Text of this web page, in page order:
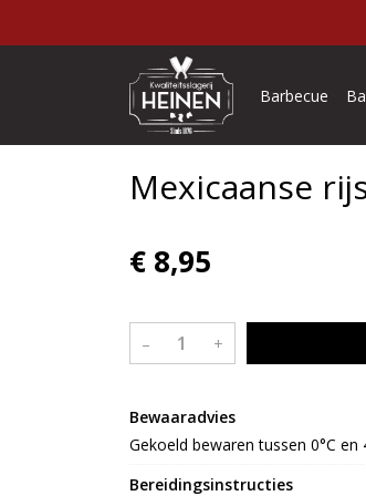
Barbecue
Mexicaanse
€ 8,95
– +
Bewaaradvies
Gekoeld bewaren tussen 0°C en
Bereidingsinstructies